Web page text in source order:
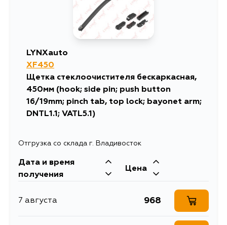
LYNXauto
XF450
Щетка стеклоочистителя бескаркасная,
450мм (hook; side pin; push button
16/19mm; pinch tab, top lock; bayonet arm;
DNTL1.1; VATL5.1)
Отгрузка со склада г. Владивосток
Дата и время
получения
Цена
7 августа 968